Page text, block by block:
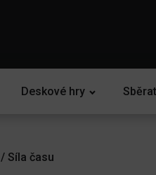
Deskové hry
/ Síla času